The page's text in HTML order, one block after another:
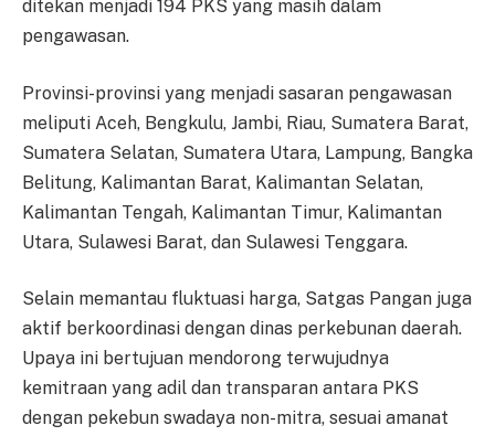
ditekan menjadi 194 PKS yang masih dalam
pengawasan.
Provinsi-provinsi yang menjadi sasaran pengawasan
meliputi Aceh, Bengkulu, Jambi, Riau, Sumatera Barat,
Sumatera Selatan, Sumatera Utara, Lampung, Bangka
Belitung, Kalimantan Barat, Kalimantan Selatan,
Kalimantan Tengah, Kalimantan Timur, Kalimantan
Utara, Sulawesi Barat, dan Sulawesi Tenggara.
Selain memantau fluktuasi harga, Satgas Pangan juga
aktif berkoordinasi dengan dinas perkebunan daerah.
Upaya ini bertujuan mendorong terwujudnya
kemitraan yang adil dan transparan antara PKS
dengan pekebun swadaya non-mitra, sesuai amanat